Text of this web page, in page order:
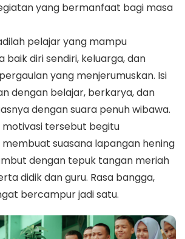
yang bermanfaat bagi masa
pelajar yang mampu
baik diri sendiri, keluarga, dan
yang menjerumuskan. Isi
dengan belajar, berkarya, dan
dengan suara penuh wibawa.
tersebut begitu
suasana lapangan hening
dengan tepuk tangan meriah
didik dan guru. Rasa bangga,
bercampur jadi satu.